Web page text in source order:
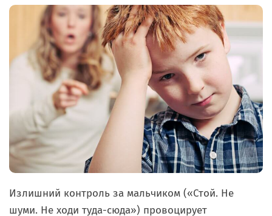
Излишний контроль за мальчиком («Стой. Не
шуми. Не ходи туда-сюда») провоцирует